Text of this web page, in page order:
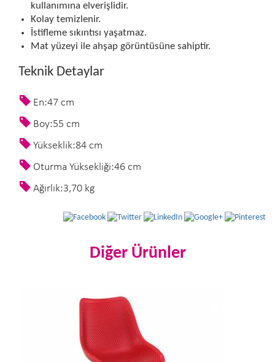
kullanımına elverişlidir.
Kolay temizlenir.
İstifleme sıkıntısı yaşatmaz.
Mat yüzeyi ile ahşap görüntüsüne sahiptir.
Teknik Detaylar
En:47 cm
Boy:55 cm
Yükseklik:84 cm
Oturma Yüksekliği:46 cm
Ağırlık:3,70 kg
Diğer Ürünler